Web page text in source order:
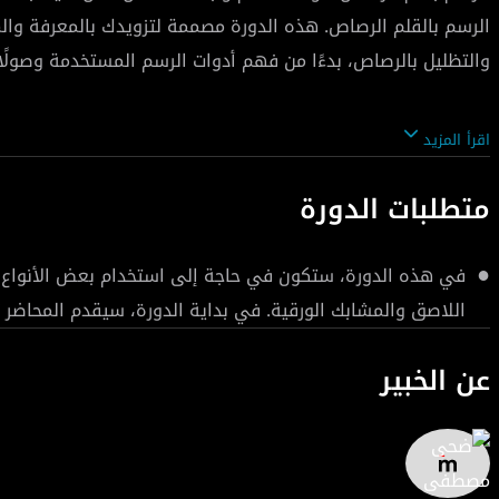
صحيح وكيفية تحريك يدك. هذا بالإضافة إلى التعرف على أنواع
وكيفية اختيار الورق المناسب. كما ستتعلم كيفية قياس نسب
البسيطة وحتى التظليل المفصل للخلفيات مما يعطي عمق
التكوينات الفنية وكيفية استخدام المنظور لتحقيق البعد
لوحات من عنصر واحد أو عدة عناصر مركبة ليتضح لك الفرق بين
وانضم إلينا لتعلم فن الرسم بالرصاص!
اقرأ المزيد
متطلبات الدورة
في هذه الدورة، ستكون في حاجة إلى استخدام بعض الأنواع
اللاصق والمشابك الورقية. في بداية الدورة، سيقدم
عن الخبير